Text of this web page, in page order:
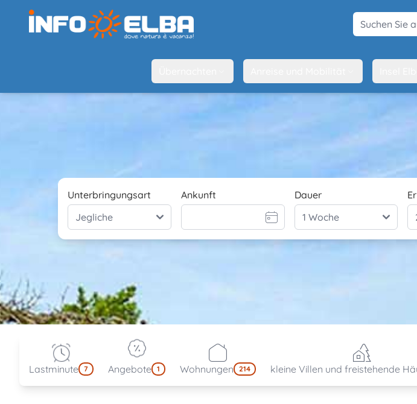
Suchen Sie
Unterbringungsart Ankunft Dauer
Lastminute 7 Angebote 1 Wohnungen 214 kleine Villen und freistehende